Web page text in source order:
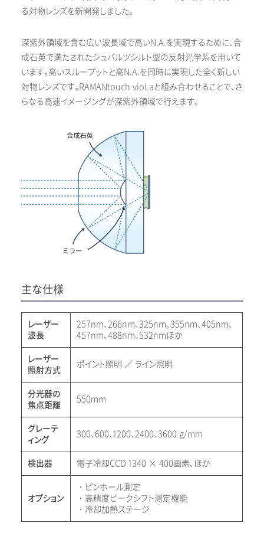
る対物レンズを新開発しました。
深紫外領域を含む広い波長域で高いN.A.を実現するために、合
成石英で満たされたシュバルツシルト型の反射光学系を用いて
います。高いスループットと高N.A.を同時に実現した全く新しい
対物レンズです。RAMANtouch vioLaと組み合わせることで、さ
らなる高速イメージングが深紫外領域で行えます。
主な仕様
レーザー
波長
257nm、266nm、325nm、355nm、405nm、
457nm、488nm、532nmほか
レーザー
照射方式
ポイント照明 ／ ライン照明
分光器の
焦点距離
550mm
グレーテ
ィング
300、600、1200、2400、3600 g/mm
検出器 電子冷却CCD 1340 × 400画素、ほか
オプション
・ピンホール測定
・高精度ピークシフト測定機能
・冷却加熱ステージ